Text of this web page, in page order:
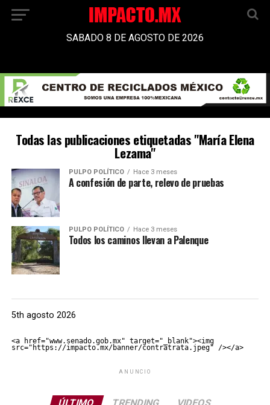
SABADO 8 DE AGOSTO DE 2026
Todas las publicaciones etiquetadas "María Elena
Lezama"
PULPO POLÍTICO Hace 3 meses
A confesión de parte, relevo de pruebas
PULPO POLÍTICO Hace 3 meses
Todos los caminos llevan a Palenque
5th agosto 2026
<a href="www.senado.gob.mx" target="_blank"><img
src="https://impacto.mx/banner/contratrata.jpeg" /></a>
ANUNCIO